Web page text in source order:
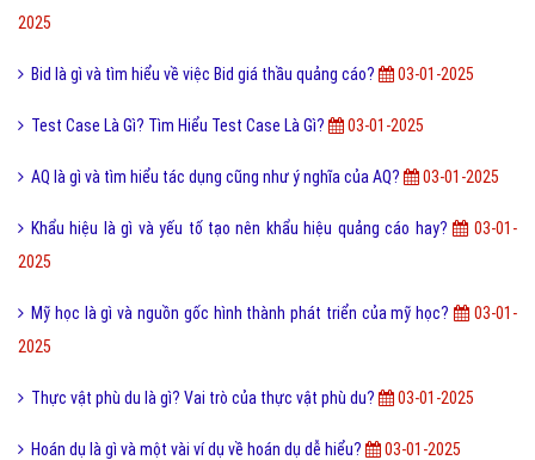
2025
Bid là gì và tìm hiểu về việc Bid giá thầu quảng cáo? 03-01-2025
Test Case Là Gì? Tìm Hiểu Test Case Là Gì? 03-01-2025
AQ là gì và tìm hiểu tác dụng cũng như ý nghĩa của AQ? 03-01-2025
Khẩu hiệu là gì và yếu tố tạo nên khẩu hiệu quảng cáo hay?
03-01-
2025
Mỹ học là gì và nguồn gốc hình thành phát triển của mỹ học?
03-01-
2025
Thực vật phù du là gì? Vai trò của thực vật phù du? 03-01-2025
Hoán dụ là gì và một vài ví dụ về hoán dụ dễ hiểu? 03-01-2025